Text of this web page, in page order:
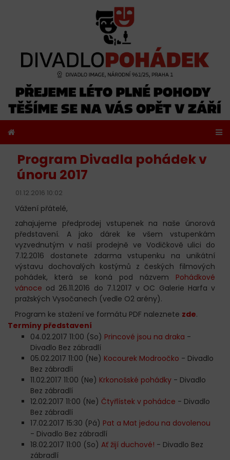
Program Divadla pohádek v
únoru 2017
01.12.2016 10:02
Vážení přátelé,
zahajujeme předprodej vstupenek na naše únorová
představení. A jako dárek ke všem vstupenkám
vyzvednutým v naší prodejně ve Vodičkově ulici do
7.12.2016 dostanete zdarma vstupenku na unikátní
výstavu dochovalých kostýmů z českých filmových
pohádek, která se koná pod názvem Pohádkové
vánoce od 26.11.2016 do 7.1.2017 v OC Galerie Harfa v
pražských Vysočanech (vedle O2 arény).
Program ke stažení ve formátu PDF naleznete zde.
Termíny představení
04.02.2017 11:00 (So) Princové jsou na draka -
Divadlo Bez zábradlí
05.02.2017 11:00 (Ne) Kocourek Modroočko - Divadlo
Bez zábradlí
11.02.2017 11:00 (Ne) Krkonošské pohádky - Divadlo
Bez zábradlí
12.02.2017 11:00 (Ne) Čtyřlístek v pohádce - Divadlo
Bez zábradlí
17.02.2017 15:30 (Pá) Pat a Mat jedou na dovolenou
- Divadlo Bez zábradlí
18.02.2017 11:00 (So) Ať žijí duchové! - Divadlo Bez
zábradlí